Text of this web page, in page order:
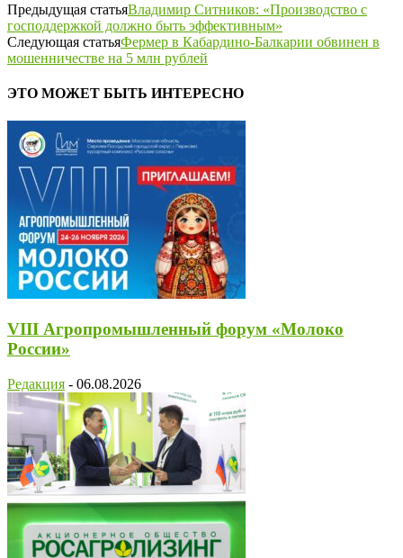
Предыдущая статьяВладимир Ситников: «Производство с
господдержкой должно быть эффективным»
Следующая статьяФермер в Кабардино-Балкарии обвинен в
мошенничестве на 5 млн рублей
ЭТО МОЖЕТ БЫТЬ ИНТЕРЕСНО
VIII Агропромышленный форум «Молоко
России»
Редакция - 06.08.2026